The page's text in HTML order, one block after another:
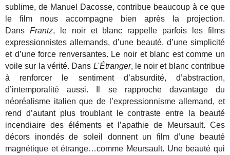
sublime, de Manuel Dacosse, contribue beaucoup à ce que
le film nous accompagne bien après la projection.
Dans Frantz, le noir et blanc rappelle parfois les films
expressionnistes allemands, d’une beauté, d’une simplicité
et d’une force renversantes. Le noir et blanc est comme un
voile sur la vérité. Dans L'Étranger, le noir et blanc contribue
à renforcer le sentiment d’absurdité, d’abstraction,
d’intemporalité aussi. Il se rapproche davantage du
néoréalisme italien que de l’expressionnisme allemand, et
rend d’autant plus troublant le contraste entre la beauté
incendiaire des éléments et l’apathie de Meursault. Ces
décors inondés de soleil donnent un film d’une beauté
magnétique et étrange…comme Meursault. Une beauté qui